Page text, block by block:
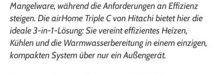
Mangelware, während die Anforderungen an Effizienz
steigen. Die airHome Triple C von Hitachi bietet hier die
ideale 3-in-1-Lösung: Sie vereint effizientes Heizen,
Kühlen und die Warmwasserbereitung in einem einzigen,
kompakten System über nur ein Außengerät.